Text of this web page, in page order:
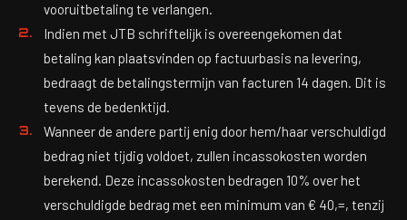
vooruitbetaling te verlangen.
Indien met JTB schriftelijk is overeengekomen dat
betaling kan plaatsvinden op factuurbasis na levering,
bedraagt de betalingstermijn van facturen 14 dagen. Dit is
tevens de bedenktijd.
Wanneer de andere partij enig door hem/haar verschuldigd
bedrag niet tijdig voldoet, zullen incassokosten worden
berekend. Deze incassokosten bedragen 10% over het
verschuldigde bedrag met een minimum van € 40,=, tenzij